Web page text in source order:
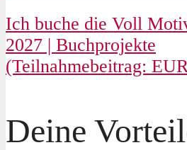
Ich buche die Voll
2027 | Buchprojekte
(Teilnahmebeitrag:
Deine